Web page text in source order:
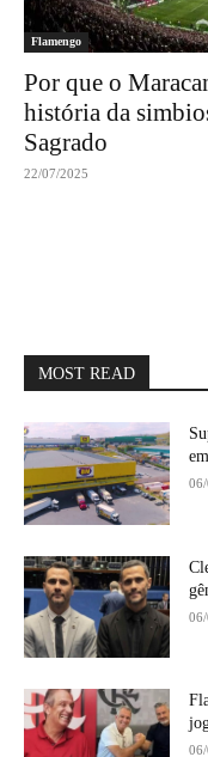
Flamengo
Por que o
história da
Sagrado
22/07/2025
MOST READ